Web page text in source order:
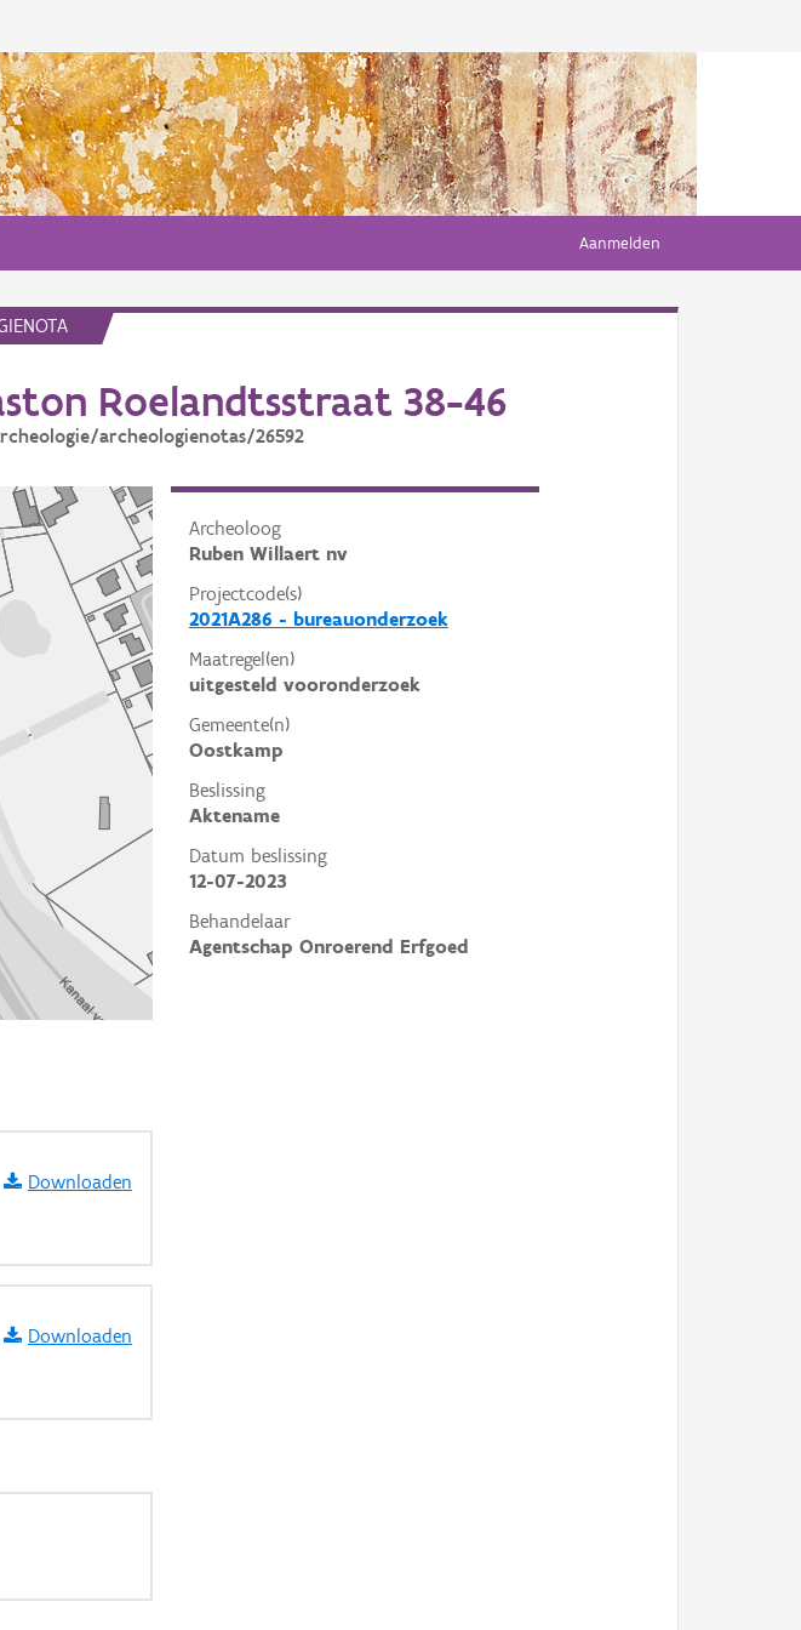
Aanmelden
Roelandtsstraat 38-46
archeologienotas/26592
Archeoloog
Ruben Willaert nv
Projectcode(s)
2021A286 - bureauonderzoek
Maatregel(en)
uitgesteld vooronderzoek
Gemeente(n)
Oostkamp
Beslissing
Aktename
Datum beslissing
12-07-2023
Behandelaar
Agentschap Onroerend Erfgoed
Downloaden
Downloaden